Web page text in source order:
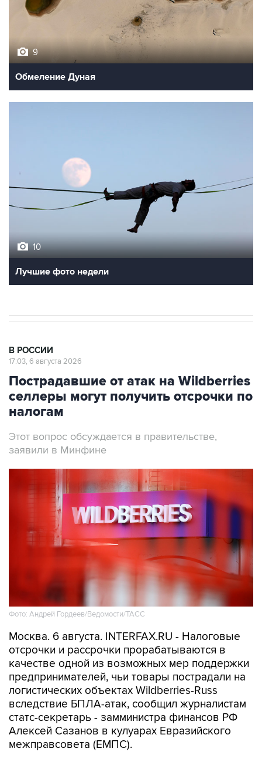
9
Обмеление Дуная
10
Лучшие фото недели
В РОССИИ
17:03, 6 августа 2026
Пострадавшие от атак на Wildberries
селлеры могут получить отсрочки по
налогам
Этот вопрос обсуждается в правительстве,
заявили в Минфине
Фото: Андрей Гордеев/Ведомости/ТАСС
Москва. 6 августа. INTERFAX.RU - Налоговые
отсрочки и рассрочки прорабатываются в
качестве одной из возможных мер поддержки
предпринимателей, чьи товары пострадали на
логистических объектах Wildberries-Russ
вследствие БПЛА-атак, сообщил журналистам
статс-секретарь - замминистра финансов РФ
Алексей Сазанов в кулуарах Евразийского
межправсовета (ЕМПС).